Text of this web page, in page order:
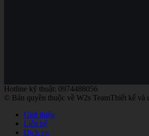
Hotline kỹ thuật: 0974488056
© Bản quyền thuộc về W2s TeamThiết kế và
Giới thiệu
Liên hệ
Dịch vụ